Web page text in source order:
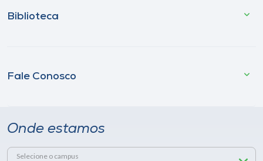
Biblioteca
Fale Conosco
Onde estamos
Selecione o campus